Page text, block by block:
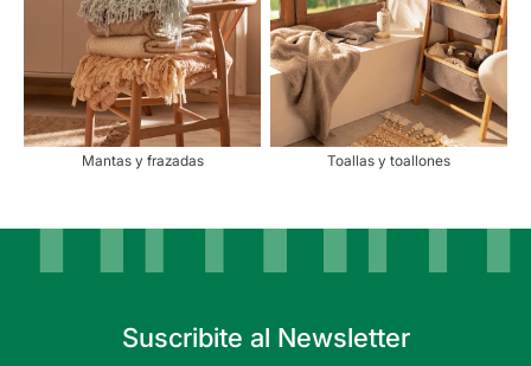
Mantas y frazadas Toallas y toallones
Suscribite al Newsletter